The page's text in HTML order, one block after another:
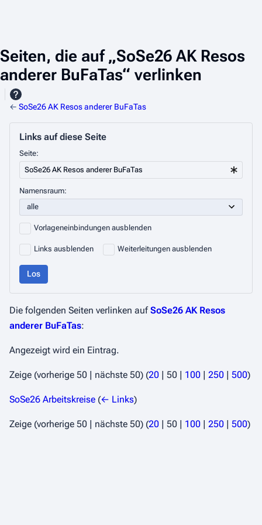
Seiten, die auf „SoSe26 AK Resos
anderer BuFaTas“ verlinken
← SoSe26 AK Resos anderer BuFaTas
Links auf diese Seite
Seite:
Namensraum:
Vorlageneinbindungen ausblenden
Links ausblenden Weiterleitungen ausblenden
Los
Die folgenden Seiten verlinken aufSoSe26 AK Resos
anderer BuFaTas:
Angezeigt wird ein Eintrag.
Zeige (vorherige 50 nächste 50) (20 50 100 250 500)
SoSe26 Arbeitskreise (← Links)
Zeige (vorherige 50 nächste 50) (20 50 100 250 500)